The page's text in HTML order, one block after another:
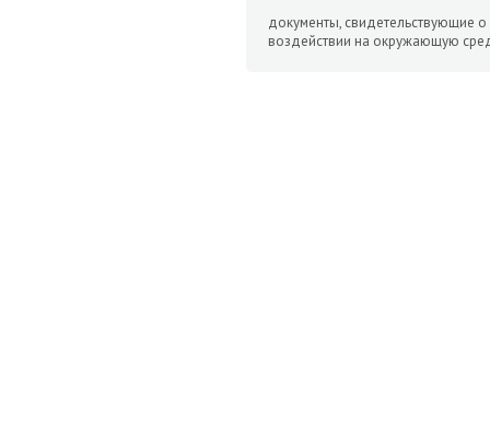
доку­менты, свидетельствующие о
воз­действии на окружающую